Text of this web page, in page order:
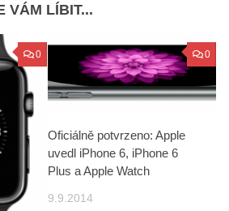
VÁM LÍBIT...
0 0
Oficiálně potvrzeno: Apple
uvedl iPhone 6, iPhone 6
Plus a Apple Watch
9.9.2014